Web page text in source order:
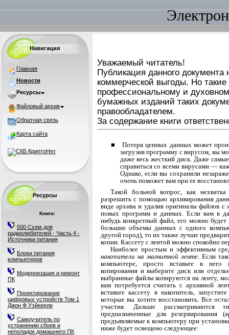
Навигация
Главная
Новости
Ресурсы
Файловый архив
Обратная связь
Карта сайта
Ресурсы
Книги:
500 Схем для
радиолюбителей - Часть 4 -
Источники питания
Блоки питания
компьютеров
Модернизация и ремонт
ПК
Проектирование
цифровых устройств Том 1
Джон Ф Уэйкерли
Самоучитель по
устранению сбоев и
неполадок домашнего ПК
Уважаемый читатель!
Публикация данного документа
коммерческой выгоды. Но
профессиональному и
бумажных изданий таких
правообладателем.
За содержание книги
■ Потеря ценных данных может
за­грузив программу с вирусом, вы
даже весь жесткий диск. Даже
справить­ся со всеми вирусами —
Однако, если вы сохранили
очень поможет вам при ее
Такой больной вопрос, как
разрешить с помощью архивирования
виде архива и уда­лив оригиналы файлов
новых программ и данных. Если вам в
нибудь конкретный файл, его можно
большие объемы данных с од­ного
другой город), то их также лучше
копии. Кассету с лентой можно спо­койно
Наиболее простым и эффективным
нако­пители на магнитной ленте. Если
компью­тере, просто вставьте в него
копирования и выбери­те диск или
выбранные файлы копируют­ся на ленту,
вам потребуется считать с архивной
вставьте кассету в накопитель,
которые вы хотите восстановить. Все
участия. Дальше рассматриваются
предназначенные для резервирования
предъявляемые к компьютеру при
ниже будет освещено следующее: